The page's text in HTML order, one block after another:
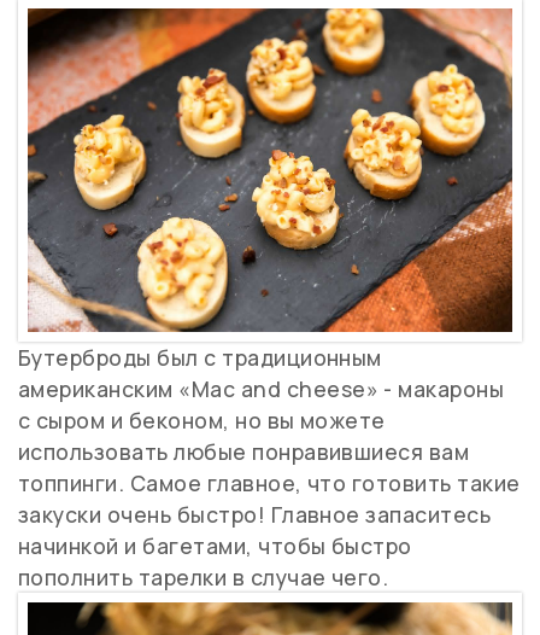
Бутерброды был с традиционным
американским «Mac and cheese» - макароны
с сыром и беконом, но вы можете
использовать любые понравившиеся вам
топпинги. Самое главное, что готовить такие
закуски очень быстро! Главное запаситесь
начинкой и багетами, чтобы быстро
пополнить тарелки в случае чего.